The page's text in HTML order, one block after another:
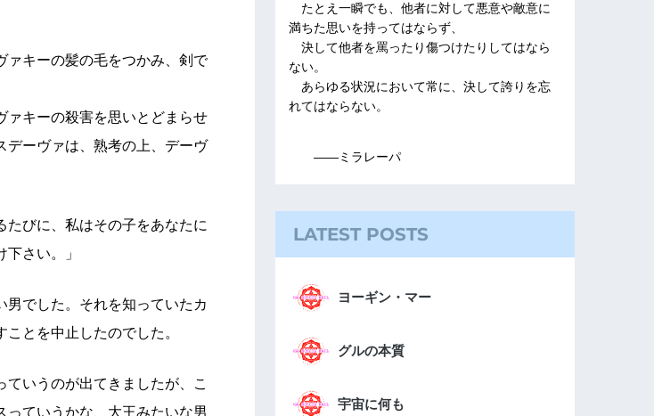
キーの髪の毛をつかみ、剣で
キーの殺害を思いとどまらせ
デーヴァは、熟考の上、デーヴ
たびに、私はその子をあなたに
さい。」
でした。それを知っていたカ
とを中止したのでした。
いうのが出てきましたが、こ
ていうかな、大王みたいな男
たとえ一瞬でも、他者に対して悪意や敵意に
満ちた思いを持ってはならず、
決して他者を罵ったり傷つけたりしてはなら
ない。
あらゆる状況において常に、決して誇りを忘
れてはならない。
――ミラレーパ
LATEST POSTS
ヨーギン・マー
グルの本質
宇宙に何も